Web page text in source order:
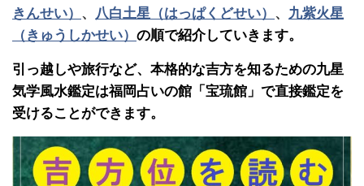
きんせい） 、 八白土星（はっぱくどせい） 、 九紫火星
（きゅうしかせい） の順で紹介していきます。
引っ越しや旅行など、本格的な吉方を知るための九星
気学風水鑑定は福岡占いの館「宝琉館」で直接鑑定を
受けることができます。